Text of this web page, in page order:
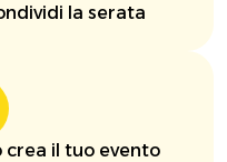
la serata
crea il tuo evento